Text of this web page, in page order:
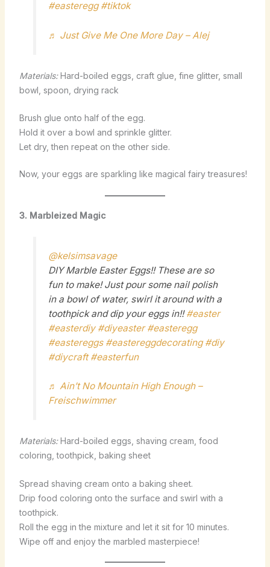
#easteregg #tiktok
♬ Just Give Me One More Day – Alej
Materials:Hard-boiled eggs, craft glue, fine glitter, small
bowl, spoon, drying rack
Brush glue onto half of the egg.
Hold it over a bowl and sprinkle glitter.
Let dry, then repeat on the other side.
Now, your eggs are sparkling like magical fairy treasures!
3. Marbleized Magic
@kelsimsavage
DIY Marble Easter Eggs!! These are so
fun to make! Just pour some nail polish
in a bowl of water, swirl it around with a
toothpick and dip your eggs in!!#easter
#easterdiy #diyeaster #easteregg
#eastereggs #eastereggdecorating #diy
#diycraft #easterfun
♬ Ain’t No Mountain High Enough –
Freischwimmer
Materials:Hard-boiled eggs, shaving cream, food
coloring, toothpick, baking sheet
Spread shaving cream onto a baking sheet.
Drip food coloring onto the surface and swirl with a
toothpick.
Roll the egg in the mixture and let it sit for 10 minutes.
Wipe off and enjoy the marbled masterpiece!